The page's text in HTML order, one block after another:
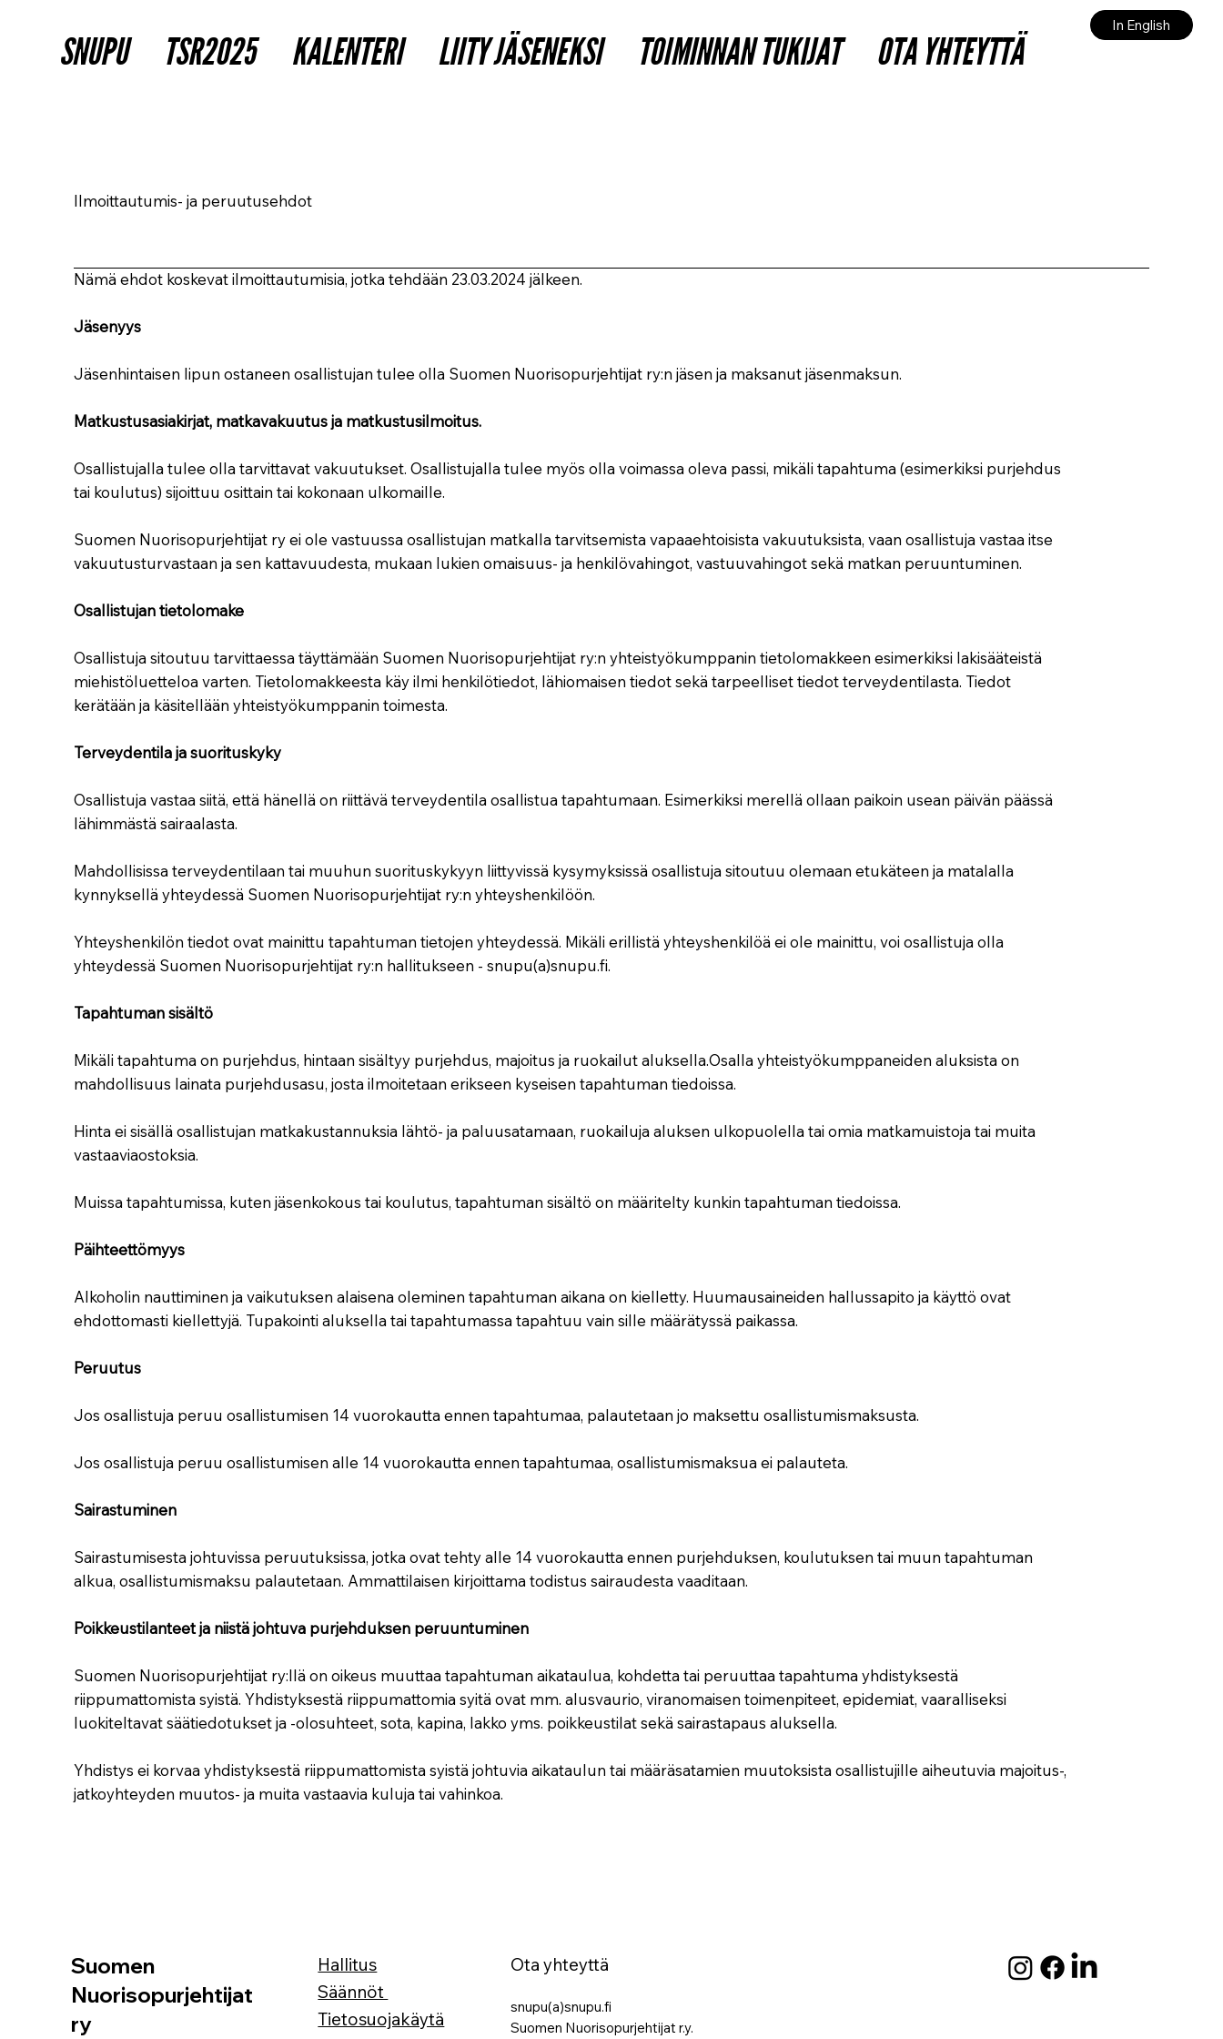
SNUPU TSR2025 KALENTERI LIITY JÄSENEKSI TOIMINNAN TUKIJAT OTA YHTEYTTÄ
In English
Ilmoittautumis- ja peruutusehdot
Nämä ehdot koskevat ilmoittautumisia, jotka tehdään 23.03.2024 jälkeen.
Jäsenyys
Jäsenhintaisen lipun ostaneen osallistujan tulee olla Suomen Nuorisopurjehtijat ry:n jäsen ja maksanut jäsenmaksun.
Matkustusasiakirjat, matkavakuutus ja matkustusilmoitus.
Osallistujalla tulee olla tarvittavat vakuutukset. Osallistujalla tulee myös olla voimassa oleva passi, mikäli tapahtuma (esimerkiksi purjehdus
tai koulutus) sijoittuu osittain tai kokonaan ulkomaille.
Suomen Nuorisopurjehtijat ry ei ole vastuussa osallistujan matkalla tarvitsemista vapaaehtoisista vakuutuksista, vaan osallistuja vastaa itse
vakuutusturvastaan ja sen kattavuudesta, mukaan lukien omaisuus- ja henkilövahingot, vastuuvahingot sekä matkan peruuntuminen.
Osallistujan tietolomake
Osallistuja sitoutuu tarvittaessa täyttämään Suomen Nuorisopurjehtijat ry:n yhteistyökumppanin tietolomakkeen esimerkiksi lakisääteistä
miehistöluetteloa varten. Tietolomakkeesta käy ilmi henkilötiedot, lähiomaisen tiedot sekä tarpeelliset tiedot terveydentilasta. Tiedot
kerätään ja käsitellään yhteistyökumppanin toimesta.
Terveydentila ja suorituskyky
Osallistuja vastaa siitä, että hänellä on riittävä terveydentila osallistua tapahtumaan. Esimerkiksi merellä ollaan paikoin usean päivän päässä
lähimmästä sairaalasta.
Mahdollisissa terveydentilaan tai muuhun suorituskykyyn liittyvissä kysymyksissä osallistuja sitoutuu olemaan etukäteen ja matalalla
kynnyksellä yhteydessä Suomen Nuorisopurjehtijat ry:n yhteyshenkilöön.
Yhteyshenkilön tiedot ovat mainittu tapahtuman tietojen yhteydessä. Mikäli erillistä yhteyshenkilöä ei ole mainittu, voi osallistuja olla
yhteydessä Suomen Nuorisopurjehtijat ry:n hallitukseen - snupu(a)snupu.fi.
Tapahtuman sisältö
Mikäli tapahtuma on purjehdus, hintaan sisältyy purjehdus, majoitus ja ruokailut aluksella.Osalla yhteistyökumppaneiden aluksista on
mahdollisuus lainata purjehdusasu, josta ilmoitetaan erikseen kyseisen tapahtuman tiedoissa.
Hinta ei sisällä osallistujan matkakustannuksia lähtö- ja paluusatamaan, ruokailuja aluksen ulkopuolella tai omia matkamuistoja tai muita
vastaaviaostoksia.
Muissa tapahtumissa, kuten jäsenkokous tai koulutus, tapahtuman sisältö on määritelty kunkin tapahtuman tiedoissa.
Päihteettömyys
Alkoholin nauttiminen ja vaikutuksen alaisena oleminen tapahtuman aikana on kielletty. Huumausaineiden hallussapito ja käyttö ovat
ehdottomasti kiellettyjä. Tupakointi aluksella tai tapahtumassa tapahtuu vain sille määrätyssä paikassa.
Peruutus
Jos osallistuja peruu osallistumisen 14 vuorokautta ennen tapahtumaa, palautetaan jo maksettu osallistumismaksusta.
Jos osallistuja peruu osallistumisen alle 14 vuorokautta ennen tapahtumaa, osallistumismaksua ei palauteta.
Sairastuminen
Sairastumisesta johtuvissa peruutuksissa, jotka ovat tehty alle 14 vuorokautta ennen purjehduksen, koulutuksen tai muun tapahtuman
alkua, osallistumismaksu palautetaan. Ammattilaisen kirjoittama todistus sairaudesta vaaditaan.
Poikkeustilanteet ja niistä johtuva purjehduksen peruuntuminen
Suomen Nuorisopurjehtijat ry:llä on oikeus muuttaa tapahtuman aikataulua, kohdetta tai peruuttaa tapahtuma yhdistyksestä
riippumattomista syistä. Yhdistyksestä riippumattomia syitä ovat mm. alusvaurio, viranomaisen toimenpiteet, epidemiat, vaaralliseksi
luokiteltavat säätiedotukset ja -olosuhteet, sota, kapina, lakko yms. poikkeustilat sekä sairastapaus aluksella.
Yhdistys ei korvaa yhdistyksestä riippumattomista syistä johtuvia aikataulun tai määräsatamien muutoksista osallistujille aiheutuvia majoitus-,
jatkoyhteyden muutos- ja muita vastaavia kuluja tai vahinkoa.
Suomen
Nuorisopurjehtijat
ry
Hallitus
Säännöt
Tietosuojakäytä
snupu(a)snupu.fi
Suomen Nuorisopurjehtijat r.y.
Ota yhteyttä